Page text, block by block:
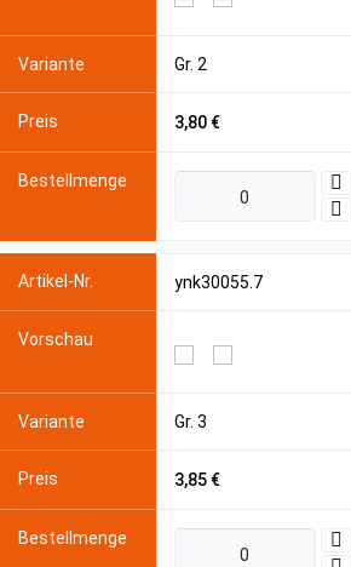
Gr. 2
3,80 €
ynk30055.7
Gr. 3
3,85 €